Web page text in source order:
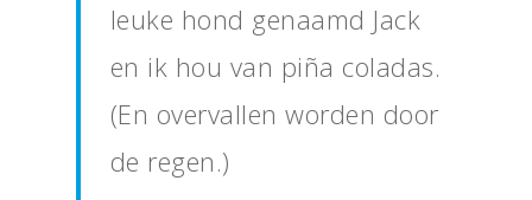
leuke hond genaamd Jack
en ik hou van piña coladas.
(En overvallen worden door
de regen.)